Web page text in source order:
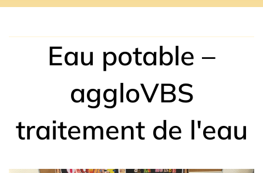
Eau potable –
aggloVBS
traitement de l'eau